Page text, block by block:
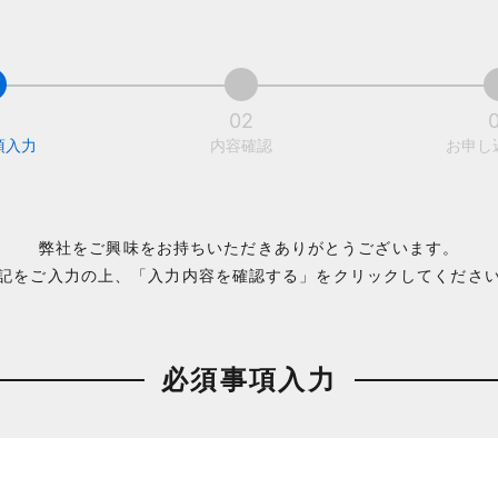
入力
02
内容確認 お申し
弊社をご興味をお持ちいただきありがとうございます。
をご入力の上、「入力内容を確認する」をクリックしてください
必須事項入力